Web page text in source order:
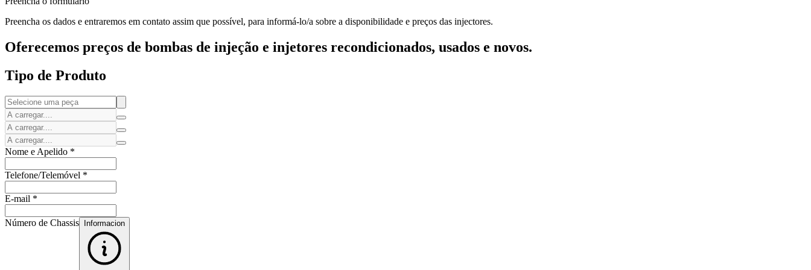
Preencha os dados e entraremos em contato assim que possível, para informá-lo/a sobre a disponibilidade e preços das injectores.
Oferecemos preços de bombas de injeção e injetores recondicionados, usados e novos.
Tipo de Produto
Nome e Apelido *
Telefone/Telemóvel *
E-mail *
Número de Chassis Informacion